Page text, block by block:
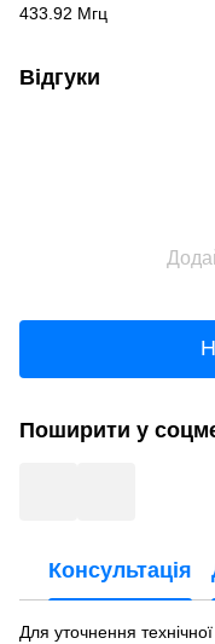
433.92 Мгц
Відгуки
Поширити у
Консультація
Для уточнення